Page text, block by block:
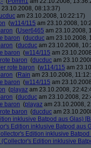
23.10.2008, 08:13:37)
am 23.10.2008, 10:22:17)
(w114/115 am 23.10.2008,
(User6465 am 23.10.2008,
baron (ducduc am 23.10.2008,
(ducduc am 23.10.2008,
baron (w114/115 am
baron (ducduc am
rote baron (w114/115 am
(Rain am 23.10.2008,
baron (w114/115 am
(playaz am 23.10.2008,
(ducduc am 23.10.2008,
baron (playaz am 23.10.2008,
baron (ducduc am
inklusive Batpod aus Glas)
Edition inklusive Batpod aus
Edition inklusive
Edition inklusive